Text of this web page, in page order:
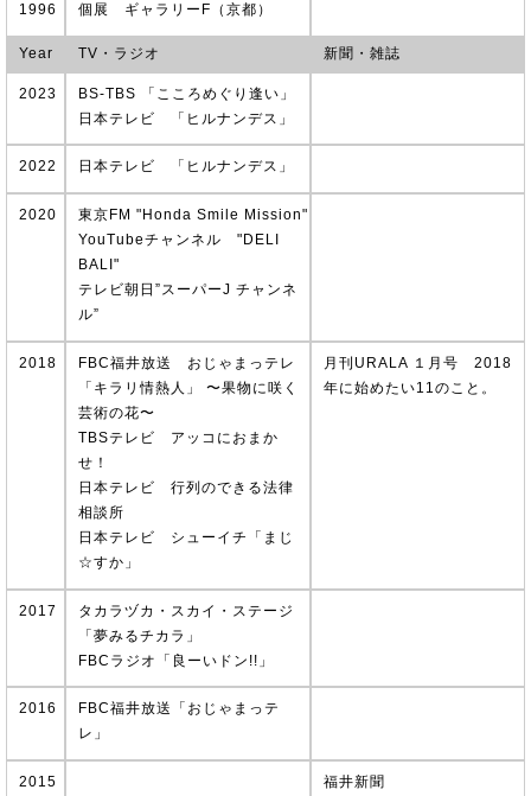
1996 個展 ギャラリーF（京都）
Year TV・ラジオ 新聞・雑誌
2023
BS-TBS 「こころめぐり逢い」
日本テレビ 「ヒルナンデス」
2022 日本テレビ 「ヒルナンデス」
2020
東京FM "Honda Smile Mission"
YouTubeチャンネル "DELI
BALI"
テレビ朝日”スーパーJ チャンネ
ル”
2018
FBC福井放送 おじゃまっテレ
「キラリ情熱人」 〜果物に咲く
芸術の花〜
TBSテレビ アッコにおまか
せ！
日本テレビ 行列のできる法律
相談所
日本テレビ シューイチ「まじ
☆すか」
月刊URALA １月号 2018
年に始めたい11のこと。
2017
タカラヅカ・スカイ・ステージ
「夢みるチカラ」
FBCラジオ「良ーいドン!!」
2016
FBC福井放送「おじゃまっテ
レ」
2015
福井新聞